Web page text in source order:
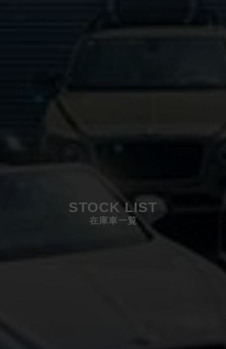
STOCK LIST
在庫車一覧